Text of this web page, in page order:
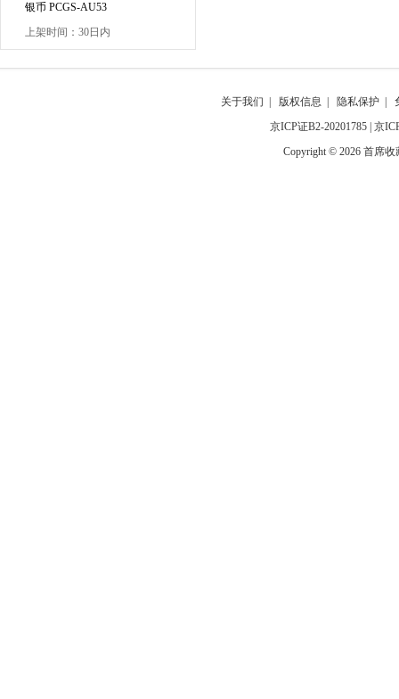
银币 PCGS-AU53
上架时间：30日内
关于我们 版权信息 隐私保护
京ICP证B2-20201785 京
Copyright © 2026 首席收